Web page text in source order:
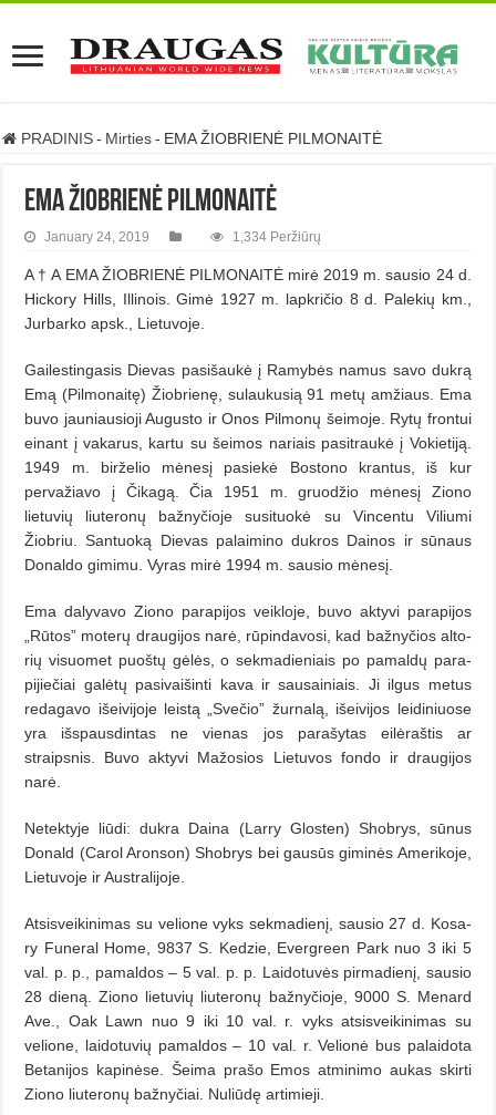
PRADINIS - Mirties - EMA ŽIOBRIENĖ PILMONAITĖ
EMA ŽIOBRIENĖ PILMONAITĖ
January 24, 2019 1,334 Peržiūrų
A † A EMA ŽIOBRIENĖ PILMONAITĖ mirė 2019 m. sausio 24 d.
Hickory Hills, Illinois. Gimė 1927 m. lapkričio 8 d. Palekių km.,
Jurbarko apsk., Lie­tu­vo­je.
Gailestingasis Dievas pasišaukė į Ramybės namus savo dukrą
Emą (Pilmonaitę) Žiobrienę, sulaukusią 91 metų amžiaus. Ema
bu­vo jauniausioji Augusto ir Onos Pilmonų šeimoje. Rytų frontui
einant į vakarus, kartu su šeimos nariais pasitraukė į Vo­kietiją.
1949 m. birželio mėnesį pasiekė Bostono krantus, iš kur
pervažiavo į Čikagą. Čia 1951 m. gruodžio mėnesį Ziono
lietuvių liuteronų bažnyčioje susituokė su Vincentu Viliumi
Žiobriu. San­tuoką Die­vas palaimino dukros Dainos ir sūnaus
Donaldo gimimu. Vy­ras mi­rė 1994 m. sausio mėnesį.
Ema dalyvavo Ziono parapijos veikloje, buvo aktyvi parapijos
„Rū­tos” moterų draugijos narė, rūpindavosi, kad bažnyčios al­to­
rių visuomet puoštų gėlės, o sekmadieniais po pamaldų para­
pijie­čiai galėtų pasivaišinti kava ir sausainiais. Ji ilgus metus
redagavo išeivijoje leistą „Svečio” žurnalą, išeivijos leidiniuose
yra išspausdintas ne vienas jos parašytas eilėraštis ar
straipsnis. Buvo aktyvi Mažosios Lietuvos fondo ir draugijos
narė.
Netektyje liūdi: dukra Daina (Larry Glosten) Shobrys, sūnus
Donald (Carol Aronson) Shobrys bei gausūs giminės Amerikoje,
Lietuvoje ir Australijoje.
Atsisveikinimas su velione vyks sekmadienį, sausio 27 d. Ko­sa­
ry Fu­neral Home, 9837 S. Kedzie, Evergreen Park nuo 3 iki 5
val. p. p., pamaldos – 5 val. p. p. Laidotuvės pirmadienį, sausio
28 dieną. Ziono lietuvių liuteronų bažnyčioje, 9000 S. Menard
Ave., Oak Lawn nuo 9 iki 10 val. r. vyks atsisveikinimas su
velione, laidotuvių pamaldos – 10 val. r. Velionė bus palaidota
Betanijos kapi­nėse. Šeima prašo Emos atminimo aukas skirti
Ziono liuteronų baž­nyčiai. Nuliūdę artimieji.